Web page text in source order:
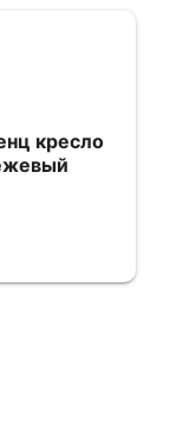
кресло
связи.
перед
Так же